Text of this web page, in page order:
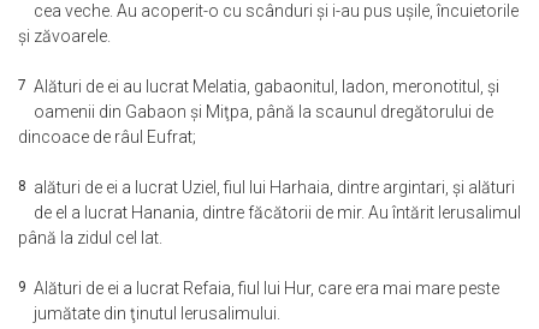
cea veche. Au acoperit-o cu scânduri şi i-au pus uşile, încuietorile
şi zăvoarele.
7 Alături de ei au lucrat Melatia, gabaonitul, Iadon, meronotitul, şi
oamenii din Gabaon şi Miţpa, până la scaunul dregătorului de
dincoace de râul Eufrat;
8 alături de ei a lucrat Uziel, fiul lui Harhaia, dintre argintari, şi alături
de el a lucrat Hanania, dintre făcătorii de mir. Au întărit Ierusalimul
până la zidul cel lat.
9 Alături de ei a lucrat Refaia, fiul lui Hur, care era mai mare peste
jumătate din ţinutul Ierusalimului.